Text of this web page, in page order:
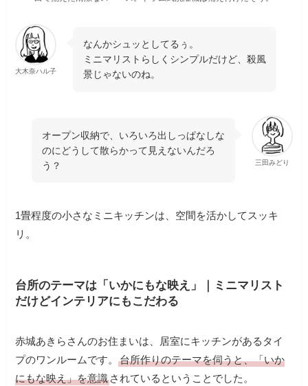
大木奈ハル子
なんかシュッとしてるぅ。
ミニマリストらしくシンプルだけど、殺風
景じゃないのね。
三田みどり
オープン収納で、いろいろ出しっぱなしな
のにどうして散らかって見えないんだろ
う？
1畳程度の小さなミニキッチンは、空間を活かしてスッキ
リ。
台所のテーマは「いかにもな映え」｜ミニマリスト
だけどインテリアにもこだわる
赤城あきらさんのお住まいは、居室にキッチンがあるタイ
プのワンルームです。台所作りのテーマを伺うと、「いか
にもな映え」を意識 されているということでした。